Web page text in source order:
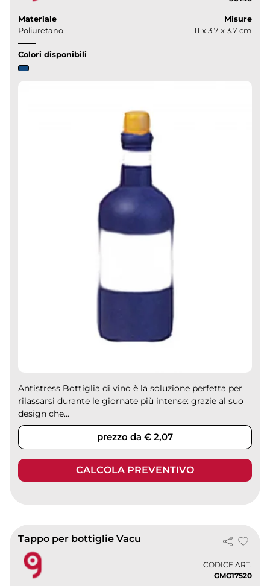
Materiale
Poliuretano
Misure
11 x 3.7 x 3.7 cm
Colori disponibili
Antistress Bottiglia di vino è la soluzione perfetta per
rilassarsi durante le giornate più intense: grazie al suo
design che...
prezzo da € 2,07
CALCOLA PREVENTIVO
Tappo per bottiglie Vacu
CODICE ART.
GMG17520